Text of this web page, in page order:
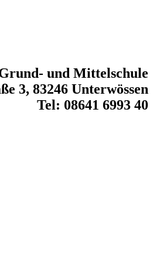
und Mittelschule
3, 83246 Unterwössen
Tel: 08641 6993 40